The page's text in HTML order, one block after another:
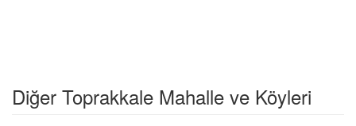
Diğer Toprakkale Mahalle ve Köyleri